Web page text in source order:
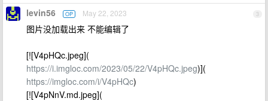
3
levin56 OP May 22, 2023
图片没加载出来 不能编辑了
[![V4pHQc.jpeg](
https://i.imgloc.com/2023/05/22/V4pHQc.jpeg)](
https://imgloc.com/i/V4pHQc)
[![V4pNnV.md.jpeg](